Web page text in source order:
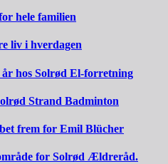
hele familien
liv i hverdagen
hos Solrød El-forretning
Strand Badminton
frem for Emil Blücher
for Solrød Ældreråd.